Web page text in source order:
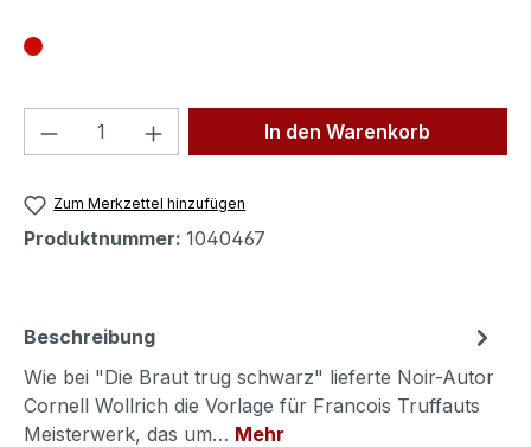
Produkt Anzahl: Gib denIn den Warenkorb
Zum Merkzettel hinzufügen
Produktnummer: 1040467
Beschreibung
Wie bei "Die Braut trug schwarz" lieferte Noir-Autor
Cornell Wollrich die Vorlage für Francois Truffauts
Meisterwerk, das um… Mehr